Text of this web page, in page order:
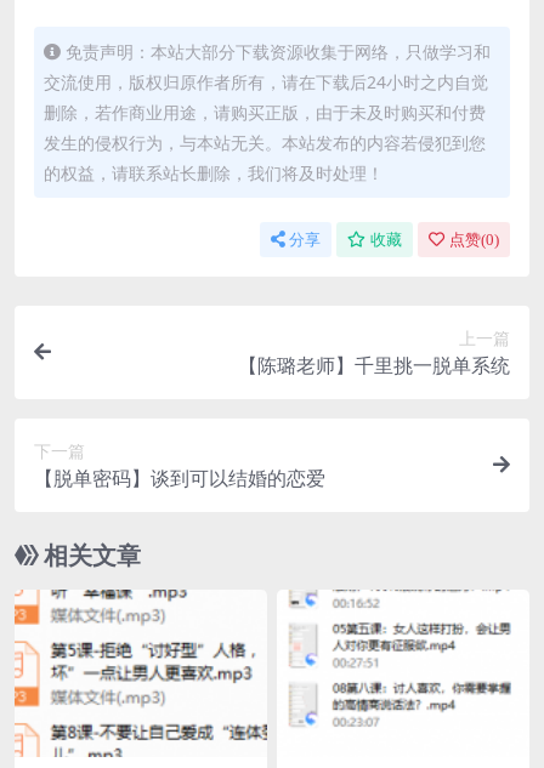
免责声明：本站大部分下载资源收集于网络，只做学习和
交流使用，版权归原作者所有，请在下载后24小时之内自觉
删除，若作商业用途，请购买正版，由于未及时购买和付费
发生的侵权行为，与本站无关。本站发布的内容若侵犯到您
的权益，请联系站长删除，我们将及时处理！
分享 收藏 点赞(0)
上一篇
【陈璐老师】千里挑一脱单系统
下一篇
【脱单密码】谈到可以结婚的恋爱
相关文章